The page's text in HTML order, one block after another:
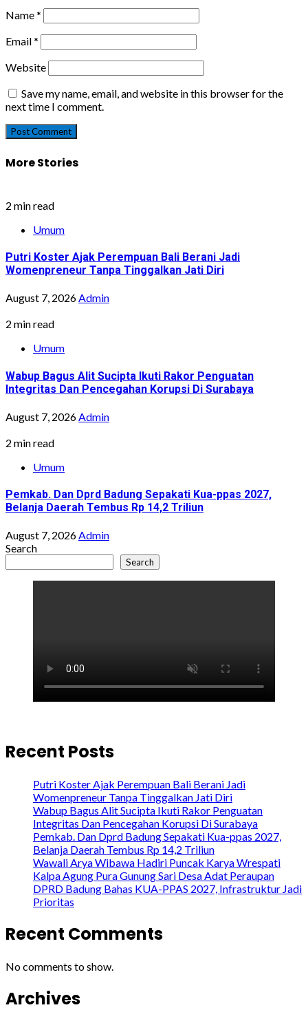
Name*
Email*
Website
Save my name, email, and website in this browser for the
next time I comment.
More Stories
2 min read
Umum
Putri Koster Ajak Perempuan Bali Berani Jadi
Womenpreneur Tanpa Tinggalkan Jati Diri
August 7, 2026Admin
2 min read
Umum
Wabup Bagus Alit Sucipta Ikuti Rakor Penguatan
Integritas Dan Pencegahan Korupsi Di Surabaya
August 7, 2026Admin
2 min read
Umum
Pemkab. Dan Dprd Badung Sepakati Kua-ppas 2027,
Belanja Daerah Tembus Rp 14,2 Triliun
August 7, 2026Admin
Search
Search
Recent Posts
Putri Koster Ajak Perempuan Bali Berani Jadi
Womenpreneur Tanpa Tinggalkan Jati Diri
Wabup Bagus Alit Sucipta Ikuti Rakor Penguatan
Integritas Dan Pencegahan Korupsi Di Surabaya
Pemkab. Dan Dprd Badung Sepakati Kua-ppas 2027,
Belanja Daerah Tembus Rp 14,2 Triliun
Wawali Arya Wibawa Hadiri Puncak Karya Wrespati
Kalpa Agung Pura Gunung Sari Desa Adat Peraupan
DPRD Badung Bahas KUA-PPAS 2027, Infrastruktur Jadi
Prioritas
Recent Comments
No comments to show.
Archives